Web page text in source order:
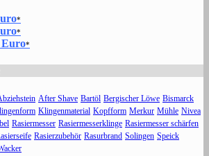
*
*
Euro*
After Shave Bartöl Bergischer Löwe Bismarck
Klingenmaterial Kopfform Merkur Mühle Nivea
Rasiermesser Rasiermesserklinge Rasiermesser schärfen
Rasierzubehör Rasurbrand Solingen Speick